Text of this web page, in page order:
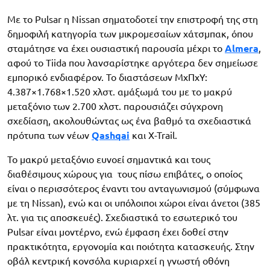
Με το Pulsar η Nissan σηματοδοτεί την επιστροφή της στη
δημοφιλή κατηγορία των μικρομεσαίων χάτσμπακ, όπου
σταμάτησε να έχει ουσιαστική παρουσία μέχρι το Almera,
αφού το Tiida που λανσαρίστηκε αργότερα δεν σημείωσε
εμπορικό ενδιαφέρον. Το διαστάσεων MxΠxY:
4.387×1.768×1.520 χλστ. αμάξωμά του με το μακρύ
μεταξόνιο των 2.700 χλστ. παρουσιάζει σύγχρονη
σχεδίαση, ακολουθώντας ως ένα βαθμό τα σχεδιαστικά
πρότυπα των νέων Qashqai και X-Trail.
Το μακρύ μεταξόνιο ευνοεί σημαντικά και τους
διαθέσιμους χώρους για τους πίσω επιβάτες, ο οποίος
είναι ο περισσότερος έναντι του ανταγωνισμού (σύμφωνα
με τη Nissan), ενώ και οι υπόλοιποι χώροι είναι άνετοι (385
λτ. για τις αποσκευές). Σχεδιαστικά το εσωτερικό του
Pulsar είναι μοντέρνο, ενώ έμφαση έχει δοθεί στην
πρακτικότητα, εργονομία και ποιότητα κατασκευής. Στην
οβάλ κεντρική κονσόλα κυριαρχεί η γνωστή οθόνη